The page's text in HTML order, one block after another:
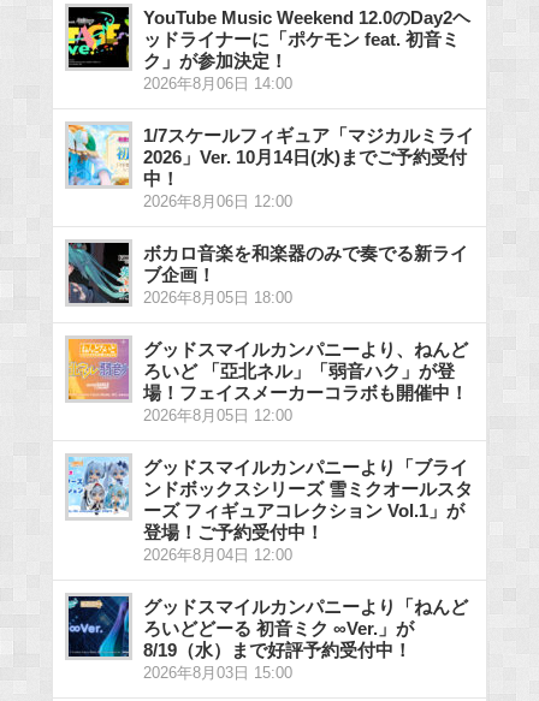
YouTube Music Weekend 12.0のDay2ヘ
ッドライナーに「ポケモン feat. 初音ミ
ク」が参加決定！
2026年8月06日 14:00
1/7スケールフィギュア「マジカルミライ
2026」Ver. 10月14日(水)までご予約受付
中！
2026年8月06日 12:00
ボカロ音楽を和楽器のみで奏でる新ライ
ブ企画！
2026年8月05日 18:00
グッドスマイルカンパニーより、ねんど
ろいど 「亞北ネル」「弱音ハク」が登
場！フェイスメーカーコラボも開催中！
2026年8月05日 12:00
グッドスマイルカンパニーより「ブライ
ンドボックスシリーズ 雪ミクオールスタ
ーズ フィギュアコレクション Vol.1」が
登場！ご予約受付中！
2026年8月04日 12:00
グッドスマイルカンパニーより「ねんど
ろいどどーる 初音ミク ∞Ver.」が
8/19（水）まで好評予約受付中！
2026年8月03日 15:00